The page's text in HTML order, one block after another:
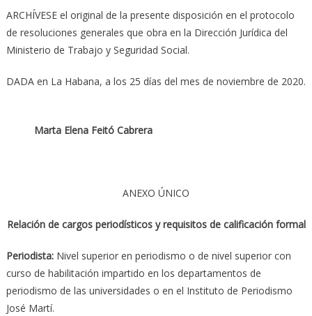
ARCHÍVESE el original de la presente disposición en el protocolo
de resoluciones generales que obra en la Dirección Jurídica del
Ministerio de Trabajo y Seguridad Social.
DADA en La Habana, a los 25 días del mes de noviembre de 2020.
Marta Elena Feitó Cabrera
ANEXO ÚNICO
Relación de cargos periodísticos y requisitos de calificación formal
Periodista: Nivel superior en periodismo o de nivel superior con
curso de habilitación impartido en los departamentos de
periodismo de las universidades o en el Instituto de Periodismo
José Martí.